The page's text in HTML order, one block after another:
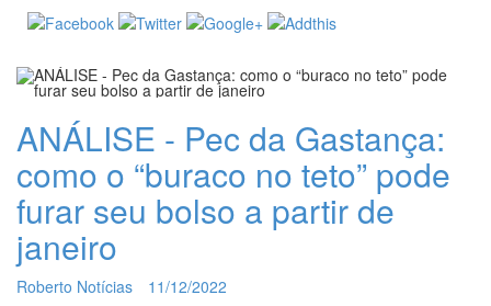
ANÁLISE - Pec da Gastança:
como o “buraco no teto” pode
furar seu bolso a partir de
janeiro
Roberto Notícias 11/12/2022